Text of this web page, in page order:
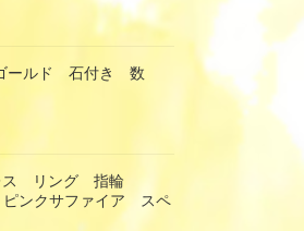
ールド 石付き 数
ス リング 指輪
ンクサファイア スペ